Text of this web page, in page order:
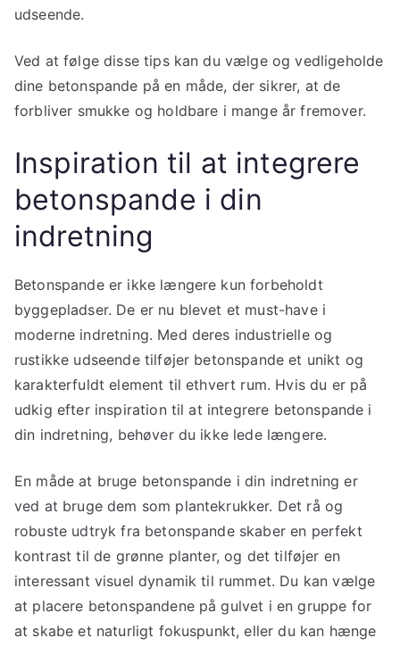
udseende.
Ved at følge disse tips kan du vælge og vedligeholde
dine betonspande på en måde, der sikrer, at de
forbliver smukke og holdbare i mange år fremover.
Inspiration til at integrere
betonspande i din
indretning
Betonspande er ikke længere kun forbeholdt
byggepladser. De er nu blevet et must-have i
moderne indretning. Med deres industrielle og
rustikke udseende tilføjer betonspande et unikt og
karakterfuldt element til ethvert rum. Hvis du er på
udkig efter inspiration til at integrere betonspande i
din indretning, behøver du ikke lede længere.
En måde at bruge betonspande i din indretning er
ved at bruge dem som plantekrukker. Det rå og
robuste udtryk fra betonspande skaber en perfekt
kontrast til de grønne planter, og det tilføjer en
interessant visuel dynamik til rummet. Du kan vælge
at placere betonspandene på gulvet i en gruppe for
at skabe et naturligt fokuspunkt, eller du kan hænge